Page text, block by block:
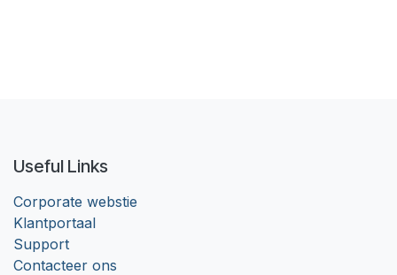
Useful Links
Corporate webstie
Klantportaal
Support
Contacteer ons